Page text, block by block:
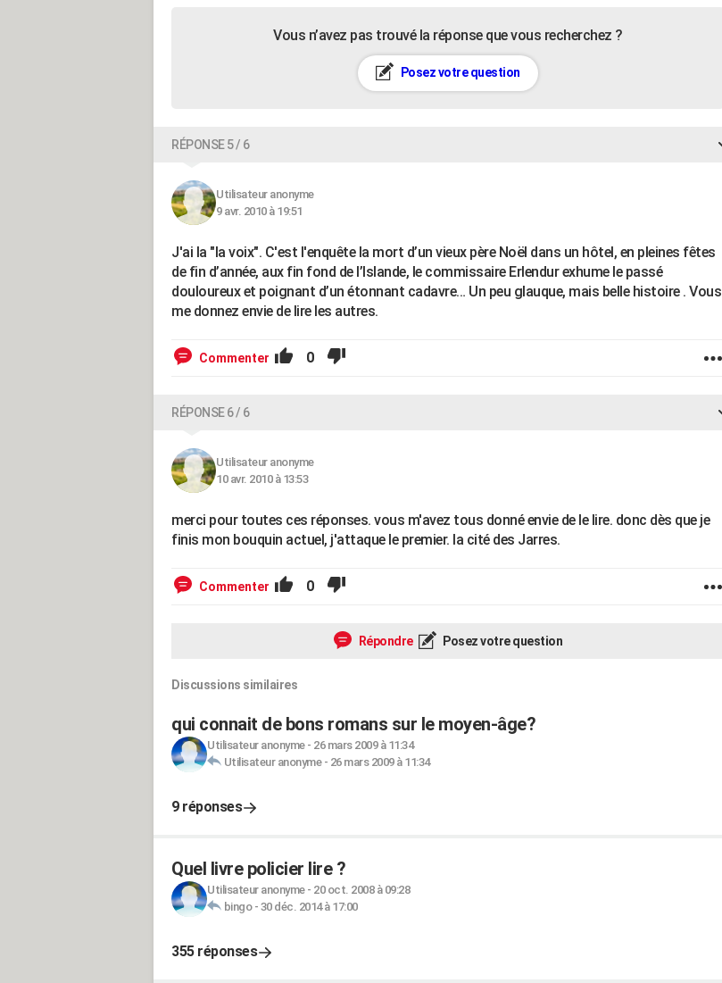
Vous n’avez pas trouvé la réponse que vous recherchez ?
Posez votre question
RÉPONSE 5 / 6
Utilisateur anonyme
9 avr. 2010 à 19:51
J'ai la "la voix". C'est l'enquête la mort d’un vieux père Noël dans un hôtel, en pleines fêtes
de fin d’année, aux fin fond de l’Islande, le commissaire Erlendur exhume le passé
douloureux et poignant d’un étonnant cadavre… Un peu glauque, mais belle histoire . Vous
me donnez envie de lire les autres.
Commenter 0
RÉPONSE 6 / 6
Utilisateur anonyme
10 avr. 2010 à 13:53
merci pour toutes ces réponses. vous m'avez tous donné envie de le lire. donc dès que je
finis mon bouquin actuel, j'attaque le premier. la cité des Jarres.
Commenter 0
Répondre Posez votre question
Discussions similaires
qui connait de bons romans sur le moyen-âge?
Utilisateur anonyme- 26 mars 2009 à 11:34
Utilisateur anonyme- 26 mars 2009 à 11:34
9 réponses
Quel livre policier lire ?
Utilisateur anonyme- 20 oct. 2008 à 09:28
bingo- 30 déc. 2014 à 17:00
355 réponses